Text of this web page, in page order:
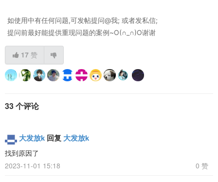
如使用中有任何问题,可发帖提问@我; 或者发私信;
提问前最好能提供重现问题的案例~O(∩_∩)O谢谢
17 赞
33 个评论
大发放k 回复 大发放k
找到原因了
2023-11-01 15:18
0 赞